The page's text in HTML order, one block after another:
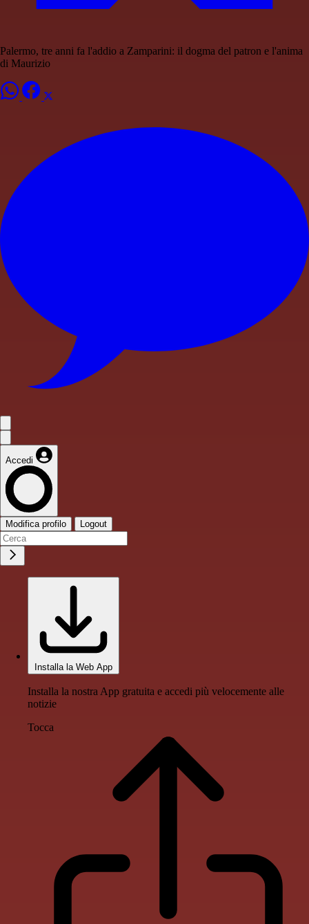
Palermo, tre anni fa l'addio a Zamparini: il dogma del patron e l'anima
di Maurizio
Accedi
Modifica profilo Logout
Installa la Web App
Installa la nostra App gratuita e accedi più velocemente alle
notizie
Tocca